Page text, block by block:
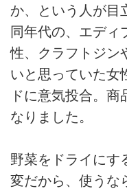
か、という人が目
同年代の、エディ
性、クラフトジン
いと思っていた女
ドに意気投合。
なりました。
野菜をドライにす
変だから、使うな